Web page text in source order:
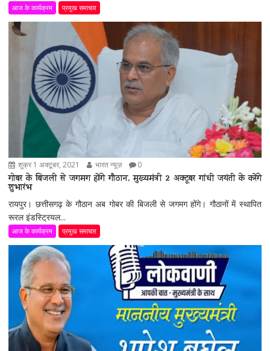
आज के कार्यक्रम प्रमुख समाचार
शुक्र 1 अक्टूबर, 2021 भारत न्यूज़ 0
गोबर के बिजली से जगमग होंगे गौठान, मुख्यमंत्री 2 अक्टूबर गांधी जयंती के करेंगे
शुभारंभ
रायपुर। छत्तीसगढ़ के गौठान अब गोबर की बिजली से जगमग होंगे। गौठानों में स्थापित
रूरल इंडस्ट्रियल...
आज के कार्यक्रम प्रमुख समाचार